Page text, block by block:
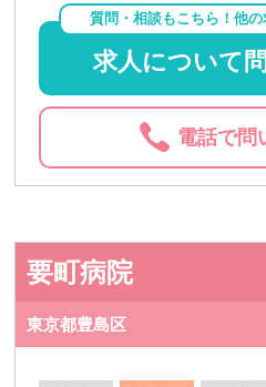
質問・相談もこちら！他の
求人について
電話で問
要町病院
東京都豊島区